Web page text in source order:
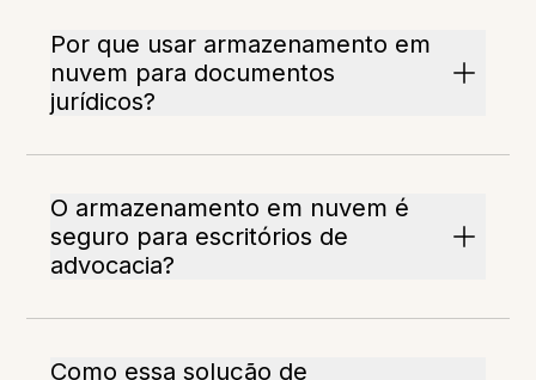
Por que usar armazenamento em
nuvem para documentos
jurídicos?
O armazenamento em nuvem é
seguro para escritórios de
advocacia?
Como essa solução de